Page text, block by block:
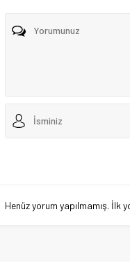
Henüz yorum yapılmamış. İlk